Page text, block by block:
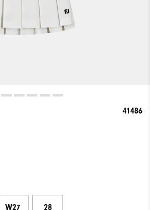
41486
W27 28